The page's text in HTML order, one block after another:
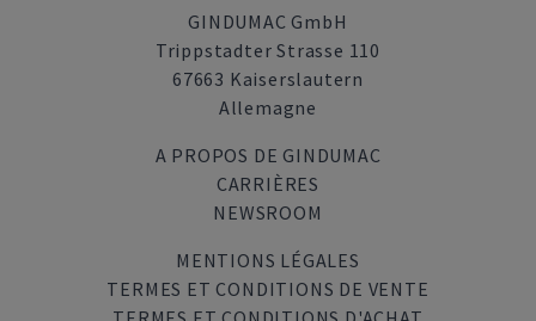
GINDUMAC GmbH
Trippstadter Strasse 110
67663 Kaiserslautern
Allemagne
A PROPOS DE GINDUMAC
CARRIÈRES
NEWSROOM
MENTIONS LÉGALES
TERMES ET CONDITIONS DE VENTE